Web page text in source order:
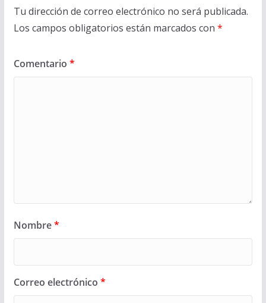
Tu dirección de correo electrónico no será publicada.
Los campos obligatorios están marcados con *
Comentario *
Nombre*
Correo electrónico *